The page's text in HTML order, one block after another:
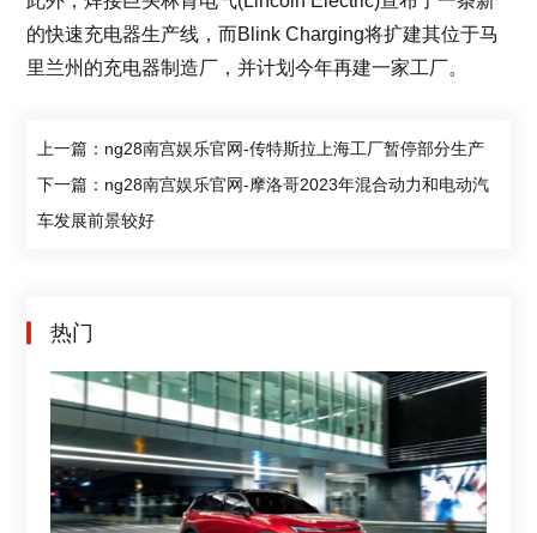
的快速充电器生产线，而Blink Charging将扩建其位于马
里兰州的充电器制造厂，并计划今年再建一家工厂。
上一篇：ng28南宫娱乐官网-传特斯拉上海工厂暂停部分生产
下一篇：ng28南宫娱乐官网-摩洛哥2023年混合动力和电动汽
车发展前景较好
热门